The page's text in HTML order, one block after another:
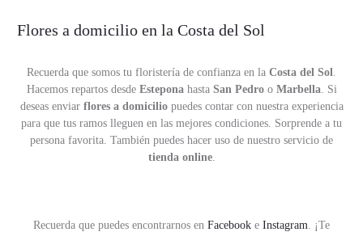
Flores a domicilio en la Costa del Sol
Recuerda que somos tu floristería de confianza en la Costa del Sol
Hacemos repartos desde Estepona hasta San Pedroo Marbella . Si
deseas enviar flores a domiciliopuedes contar con nuestra experiencia
para que tus ramos lleguen en las mejores condiciones. Sorprende a tu
persona favorita. También puedes hacer uso de nuestro servicio de
tienda online.
Recuerda que puedes encontrarnos en Facebook e Instagram . ¡Te